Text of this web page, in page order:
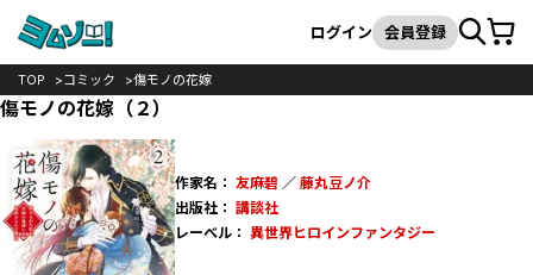
検索
ログイン 会員登録カート
TOP コミック 傷モノの花嫁
傷モノの花嫁（２）
作家名： 友麻碧 ／ 藤丸豆ノ介
出版社： 講談社
レーベル： 異世界ヒロインファンタジー